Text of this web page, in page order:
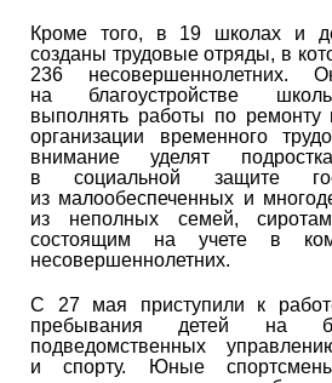
Кроме того, в 19 школах и
созданы трудовые отряды, в
236 несовершеннолетних.
на благоустройстве
выполнять работы по ремонту
организации временного
внимание уделят
в социальной защите
из малообеспеченных и
из неполных семей,
состоящим на учете в
несовершеннолетних.
С 27 мая приступили к
пребывания детей на
подведомственных
и спорту. Юные